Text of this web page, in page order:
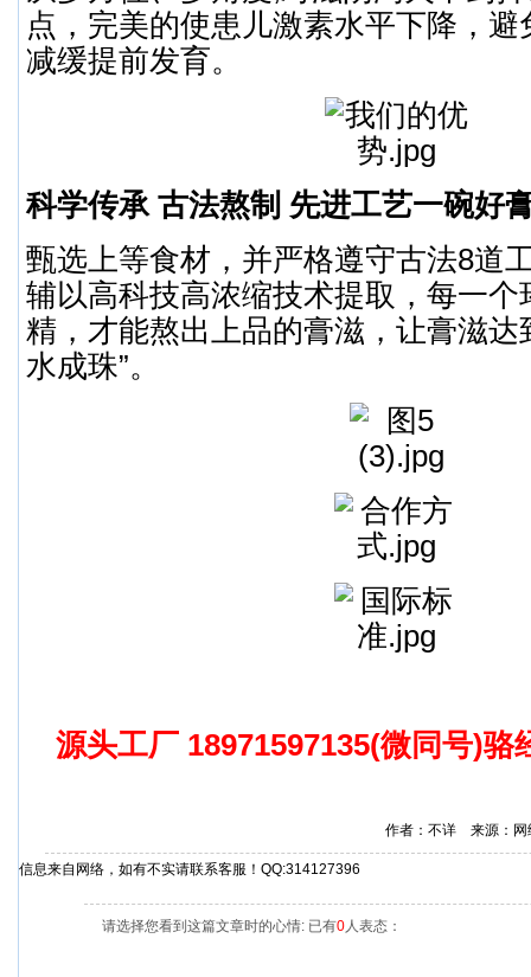
点，完美的使患儿激素水平下降，
减缓提前发育。
科学传承 古法熬制 先进工艺一碗好
甄选上等食材，并严格遵守古法8道
辅以高科技高浓缩技术提取，每一个
精，才能熬出上品的膏滋，让膏滋达
水成珠”。
源头工厂 18971597135(微同号)骆
作者：不详 来源：
信息来自网络，如有不实请联系客服！QQ:314127396
请选择您看到这篇文章时的心情: 已有0人表态：